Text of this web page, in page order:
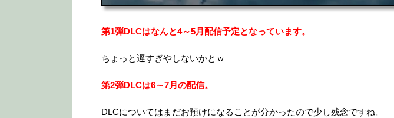
第1弾DLCはなんと4～5月配信予定となっています。
ちょっと遅すぎやしないかとｗ
第2弾DLCは6～7月の配信。
DLCについてはまだお預けになることが分かったので少し残念ですね。